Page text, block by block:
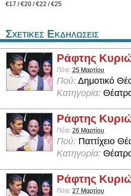
€17 / €20 / €22 / €25
Σχετικες Εκδηλωσεις
Ράφτης
Πότε: 25 Μαρτίου
Πού: Δημοτικό
Κατηγορία:
Ράφτης
Πότε: 26 Μαρτίου
Πού: Παττίχειο
Κατηγορία:
Ράφτης
Πότε: 27 Μαρτίου